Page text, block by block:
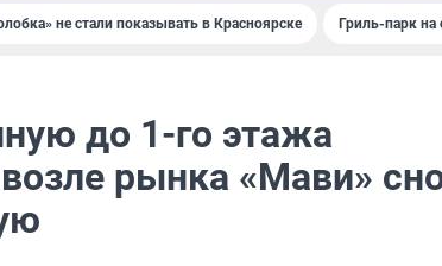
не стали показывать в Красноярске Гриль-парк на
до 1-го этажа
рынка «Мави»